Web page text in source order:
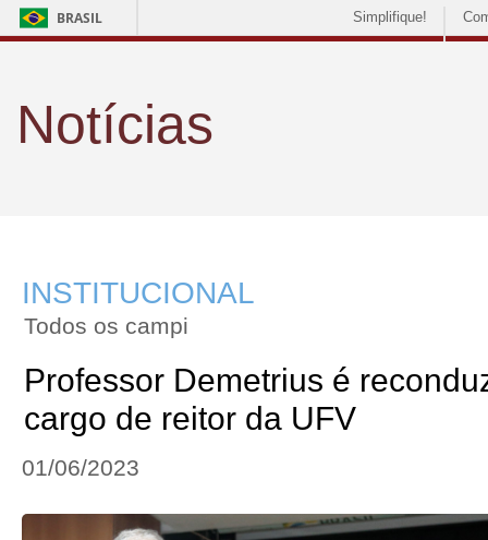
BRASIL Simplifique!
Notícias
INSTITUCIONAL
Todos os campi
Professor Demetrius é
cargo de reitor da UFV
01/06/2023